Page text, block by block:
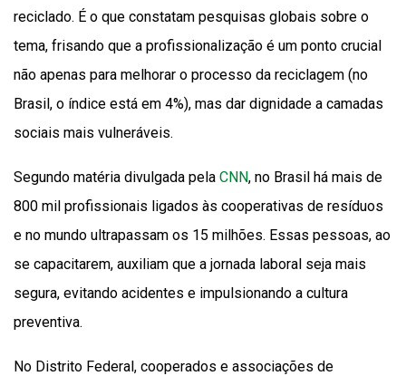
reciclado. É o que constatam pesquisas globais sobre o
tema, frisando que a profissionalização é um ponto crucial
não apenas para melhorar o processo da reciclagem (no
Brasil, o índice está em 4%), mas dar dignidade a camadas
sociais mais vulneráveis.
Segundo matéria divulgada pela CNN, no Brasil há mais de
800 mil profissionais ligados às cooperativas de resíduos
e no mundo ultrapassam os 15 milhões. Essas pessoas, ao
se capacitarem, auxiliam que a jornada laboral seja mais
segura, evitando acidentes e impulsionando a cultura
preventiva.
No Distrito Federal, cooperados e associações de